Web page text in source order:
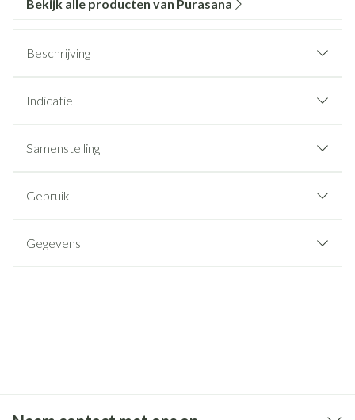
Bekijk alle producten van Purasana
Beschrijving
Indicatie
Samenstelling
Gebruik
Gegevens